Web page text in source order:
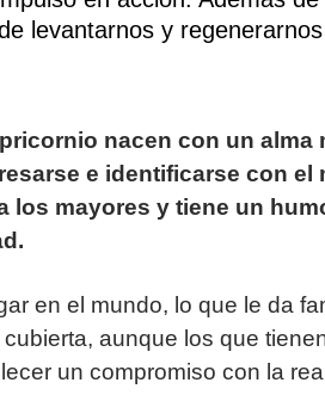
levantarnos y
nacen con un alma
e identificarse con el
los mayores y tiene un
en el mundo, lo que le da
aunque los que
un compromiso con la